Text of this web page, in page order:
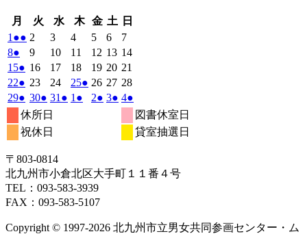
月
曜
日
火
曜
日
水
曜
日
木木
曜
日
金金
曜
日
土 土
曜
日
日
1 2025
年
12
月
1
日
●● (2
件
の
イ
ベ
ン
ト)
2 2025
年
12
月
2
日
32025
年
12
月
3
日
42025
年
12
月
4
日
52025
年
12
月
5
日
62025
年
12
月
6
日
72025
年
12
月
7
日
82025
年
12
月
8
日
●
件
の
イ
ベ
ン
ト)
92025
年
12
月
9
日
102025
年
月
10
11
2025
12
月
11
12 2025
年
12
月
12
132025
年
12
月
13
142025
14
日
152025
年
12
月
15
日
● (1
件
の
イ
ベ
ン
162025
12
月
16
日
172025
12
月
182025
年
月
192025
年
12
月
202025
年
12
月
21
月
21
日
222025
年
12
月
22
● (1
件
の
イ
ベ
ト)
232025
年
12
月
23
242025
年
252025
年
● (1
件
ト)
262025
年
272025
年
12
月
282025
年
12
月
28
292025
年
12
月
日
● (1
件
の
イ
ベ
ン
ト)
302025
年
12
月
日
● (1
件
の
イ
ベ
ン
ト)
31 2025
● (1
ン
ト)
1 2026
●
ン
ト)
22026
● (1
ン
ト)
32026
年
● (1
件
の
イ
ン
ト)
42026
年
1
月
●
件
の
イ
ン
休所日
図書休室日
祝休日
貸室抽選日
〒803‐0814
北九州市小倉北区大手町１１番４号
TEL：093‐583‐3939
FAX：093‐583‐5107
Copyright © 1997‐2026 北九州市立男女共同参画センター・ム